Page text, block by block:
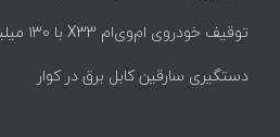
توقیف خودروی ام‌وی‌ام X33 با ۱۳۰ میلیون ریال خلافی در سروستان
دستگیری سارقین کابل برق در کوار